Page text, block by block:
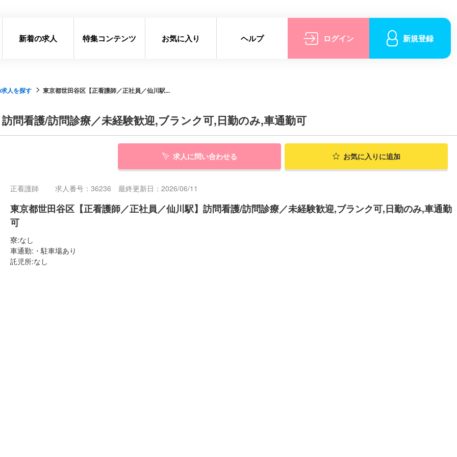
新着の求人 特集コンテンツ お気に入り ヘルプ ログイン 新規登録
人を探す 東京都世田谷区【正看護師／正社員／仙川駅...
問看護/訪問診療／未経験歓迎,ブランク可,日勤のみ,車通勤可
求人に問い合わせる お気に入りに追加
正看護師 求人番号：36236 最終更新日：2026/06/11
東京都世田谷区【正看護師／正社員／仙川駅】訪問看護/訪問診療／未経験歓迎,ブランク可,日勤のみ,車通勤
可
寮:なし
車通勤:・駐車場あり
託児所:なし